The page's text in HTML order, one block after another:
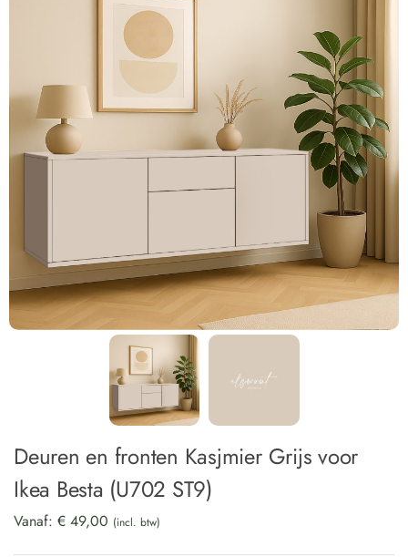
Deuren en fronten Kasjmier Grijs voor
Ikea Besta (U702 ST9)
Vanaf: € 49,00 (incl. btw)